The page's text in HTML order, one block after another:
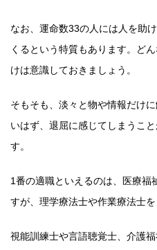
なお、運命数33の人には人を助
くるという特質もあります。ど
けは意識しておきましょう。
そもそも、淡々と物や情報だけ
いはず、退屈に感じてしまうこ
す。
1番の適職といえるのは、医療福
すが、理学療法士や作業療法士を
視能訓練士や言語聴覚士、介護